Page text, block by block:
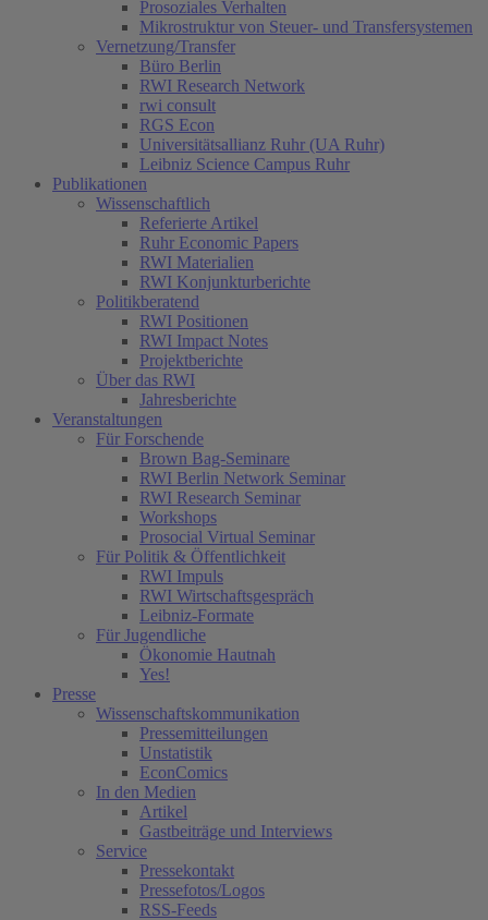
Prosoziales Verhalten
Mikrostruktur von Steuer- und Transfersystemen
Vernetzung/Transfer
Büro Berlin
RWI Research Network
rwi consult
RGS Econ
Universitätsallianz Ruhr (UA Ruhr)
Leibniz Science Campus Ruhr
Publikationen
Wissenschaftlich
Referierte Artikel
Ruhr Economic Papers
RWI Materialien
RWI Konjunkturberichte
Politikberatend
RWI Positionen
RWI Impact Notes
Projektberichte
Über das RWI
Jahresberichte
Veranstaltungen
Für Forschende
Brown Bag-Seminare
RWI Berlin Network Seminar
RWI Research Seminar
Workshops
Prosocial Virtual Seminar
Für Politik & Öffentlichkeit
RWI Impuls
RWI Wirtschaftsgespräch
Leibniz-Formate
Für Jugendliche
Ökonomie Hautnah
Yes!
Presse
Wissenschaftskommunikation
Pressemitteilungen
Unstatistik
EconComics
In den Medien
Artikel
Gastbeiträge und Interviews
Service
Pressekontakt
Pressefotos/Logos
RSS-Feeds